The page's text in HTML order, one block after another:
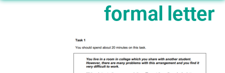
formal letter